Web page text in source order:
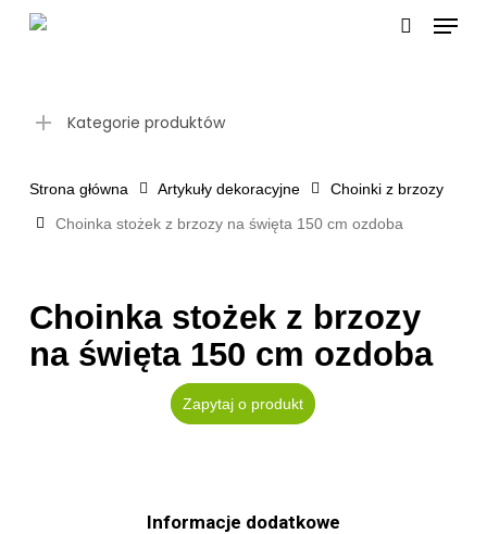
Menu
Kategorie produktów
Strona główna Artykuły dekoracyjne
Choinki z brzozy
Choinka stożek z brzozy na święta 150 cm ozdoba
Choinka stożek z brzozy
na święta 150 cm ozdoba
Zapytaj o produkt
Informacje dodatkowe